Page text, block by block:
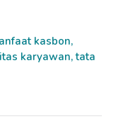
kasbon,
karyawan,tata